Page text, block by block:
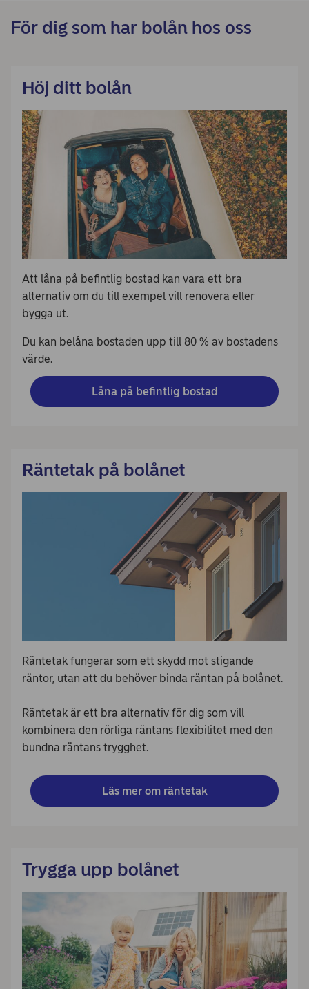
För dig som har bolån hos oss
Höj ditt bolån
Att låna på befintlig bostad kan vara ett bra
alternativ om du till exempel vill renovera eller
bygga ut.
Du kan belåna bostaden upp till 80 % av bostadens
värde.
Låna på befintlig bostad
Räntetak på bolånet
Räntetak fungerar som ett skydd mot stigande
räntor, utan att du behöver binda räntan på bolånet.
Räntetak är ett bra alternativ för dig som vill
kombinera den rörliga räntans flexibilitet med den
bundna räntans trygghet.
Läs mer om räntetak
Trygga upp bolånet